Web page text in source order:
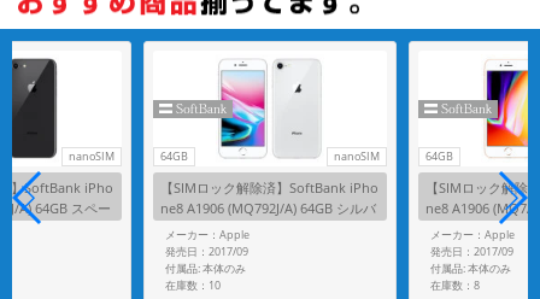
nanoSIM
】SoftBank iPho
A) 64GB スペー
64GB nanoSIM
【SIMロック解除済】SoftBank iPho
ne8 A1906 (MQ792J/A) 64GB シルバ
ー
メーカー：Apple
発売日：2017/09
付属品: 本体のみ
在庫数：10
64GB
【SIMロック解
ne8 A1906
ド
メーカー：Apple
発売日：2017/09
付属品: 本体のみ
在庫数：8